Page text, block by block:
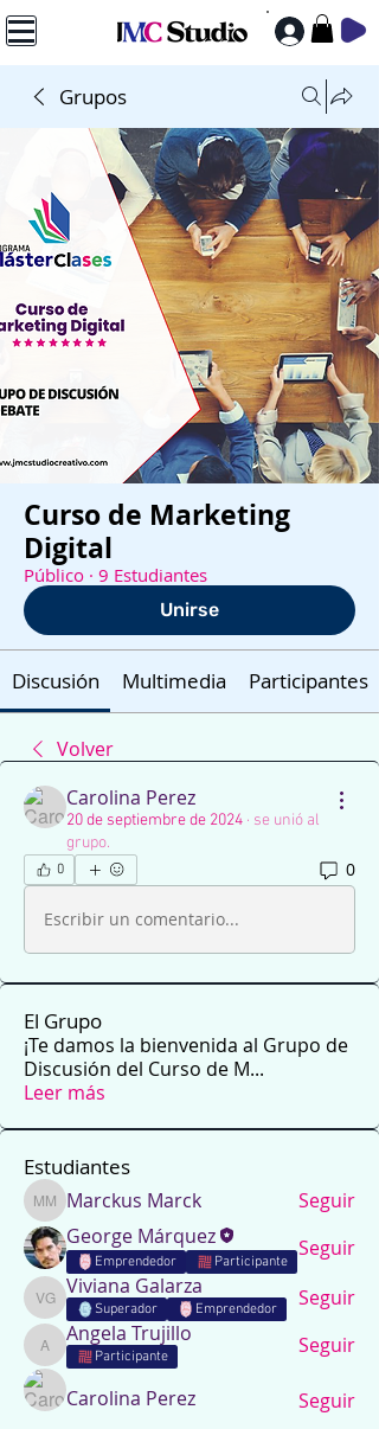
Grupos
Curso de Marketing
Digital
Público · 9 Estudiantes
Unirse
Discusión Multimedia Participantes
Volver
Carolina Perez
20 de septiembre de 2024 · se unió al
grupo.
0 0
Escribir un comentario...
El Grupo
¡Te damos la bienvenida al Grupo de
Discusión del Curso de M...
Leer más
Estudiantes
Marckus Marck
Marckus Marck
Seguir
George Márquez
Emprendedor Participante
Seguir
Viviana Galarza
Viviana Galarza
Superador Emprendedor Seguir
Angela Trujillo
Angela Trujillo
Participante Seguir
Carolina Perez
Seguir